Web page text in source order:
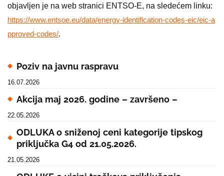
objavljen je na web stranici ENTSO-E, na sledećem linku:
https://www.entsoe.eu/data/energy-identification-codes-eic/eic-a
pproved-codes/.
Poziv na javnu raspravu
16.07.2026
Akcija maj 2026. godine – završeno –
22.05.2026
ODLUKA o sniženoj ceni kategorije tipskog
priključka G4 od 21.05.2026.
21.05.2026